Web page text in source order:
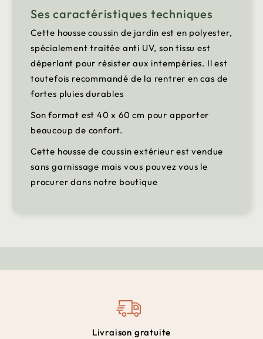
Ses caractéristiques techniques
Cette housse coussin de jardin est en polyester,
spécialement traitée anti UV, son tissu est
déperlant pour résister aux intempéries. Il est
toutefois recommandé de la rentrer en cas de
fortes pluies durables
Son format est 40 x 60 cm pour apporter
beaucoup de confort.
Cette housse de coussin extérieur est vendue
sans garnissage mais vous pouvez vous le
procurer dans notre boutique
Livraison gratuite